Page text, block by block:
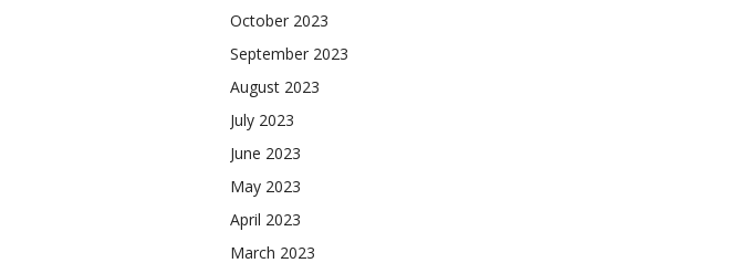
October 2023
September 2023
August 2023
July 2023
June 2023
May 2023
April 2023
March 2023